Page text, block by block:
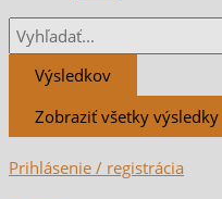
Výsledkov
Zobraziť všetky výsledky
Prihlásenie / registrácia